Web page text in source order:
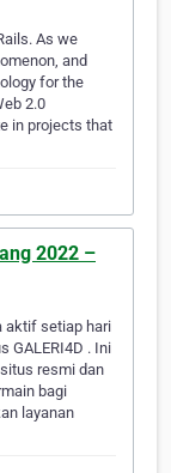
As we
and
for the
2.0
in projects that
2022 –
aktif setiap hari
GALERI4D . Ini
resmi dan
bagi
layanan